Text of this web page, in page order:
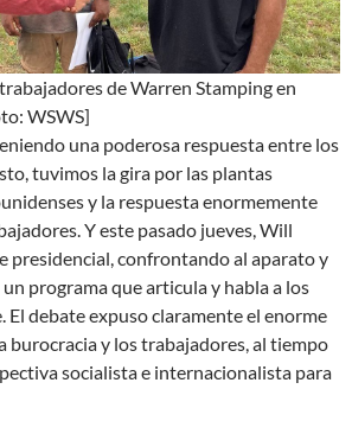
de Warren Stamping en
WSWS]
una poderosa respuesta entre los
tuvimos la gira por las plantas
y la respuesta enormemente
Y este pasado jueves, Will
presidencial, confrontando al aparato y
programa que articula y habla a los
El debate expuso claramente el enorme
burocracia y los trabajadores, al tiempo
socialista e internacionalista para